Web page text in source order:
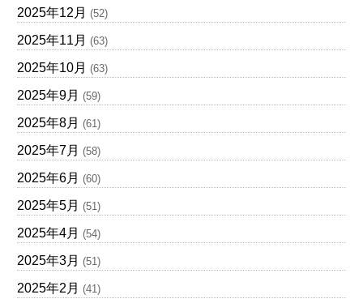
2025年12月 (52)
2025年11月 (63)
2025年10月 (63)
2025年9月 (59)
2025年8月 (61)
2025年7月 (58)
2025年6月 (60)
2025年5月 (51)
2025年4月 (54)
2025年3月 (51)
2025年2月 (41)